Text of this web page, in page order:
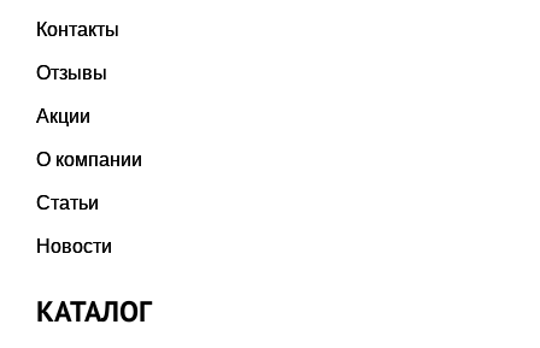
Контакты
Отзывы
Акции
О компании
Статьи
Новости
КАТАЛОГ